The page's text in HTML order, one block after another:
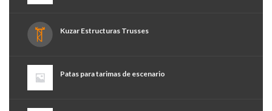
Kuzar Estructuras Trusses
Patas para tarimas de escenario